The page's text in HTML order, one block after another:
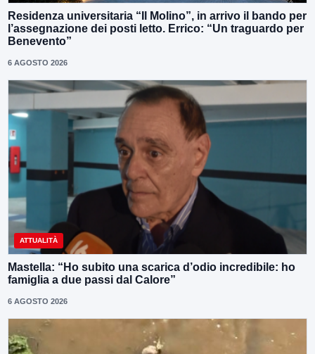
Residenza universitaria “Il Molino”, in arrivo il bando per
l’assegnazione dei posti letto. Errico: “Un traguardo per
Benevento”
6 AGOSTO 2026
ATTUALITÀ
Mastella: “Ho subito una scarica d’odio incredibile: ho
famiglia a due passi dal Calore”
6 AGOSTO 2026